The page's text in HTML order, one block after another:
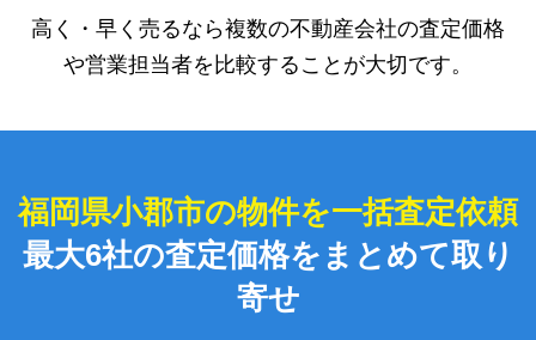
高く・早く売るなら複数の不動産会社の査定価格
や営業担当者を比較することが大切です。
福岡県小郡市の物件を一括査定依頼
最大6社の査定価格をまとめて取り
寄せ